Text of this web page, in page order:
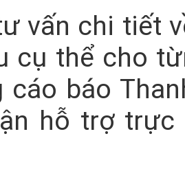
vấn chi tiết
cụ thể cho
cáo báo
hỗ trợ trực